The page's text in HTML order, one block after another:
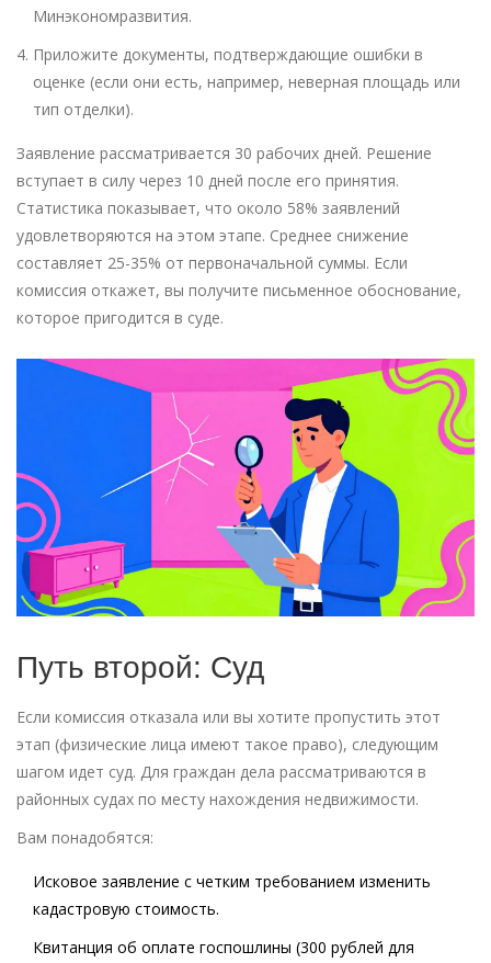
Минэкономразвития.
Приложите документы, подтверждающие ошибки в
оценке (если они есть, например, неверная площадь или
тип отделки).
Заявление рассматривается 30 рабочих дней. Решение
вступает в силу через 10 дней после его принятия.
Статистика показывает, что около 58% заявлений
удовлетворяются на этом этапе. Среднее снижение
составляет 25-35% от первоначальной суммы. Если
комиссия откажет, вы получите письменное обоснование,
которое пригодится в суде.
Путь второй: Суд
Если комиссия отказала или вы хотите пропустить этот
этап (физические лица имеют такое право), следующим
шагом идет суд. Для граждан дела рассматриваются в
районных судах по месту нахождения недвижимости.
Вам понадобятся:
Исковое заявление с четким требованием изменить
кадастровую стоимость.
Квитанция об оплате госпошлины (300 рублей для